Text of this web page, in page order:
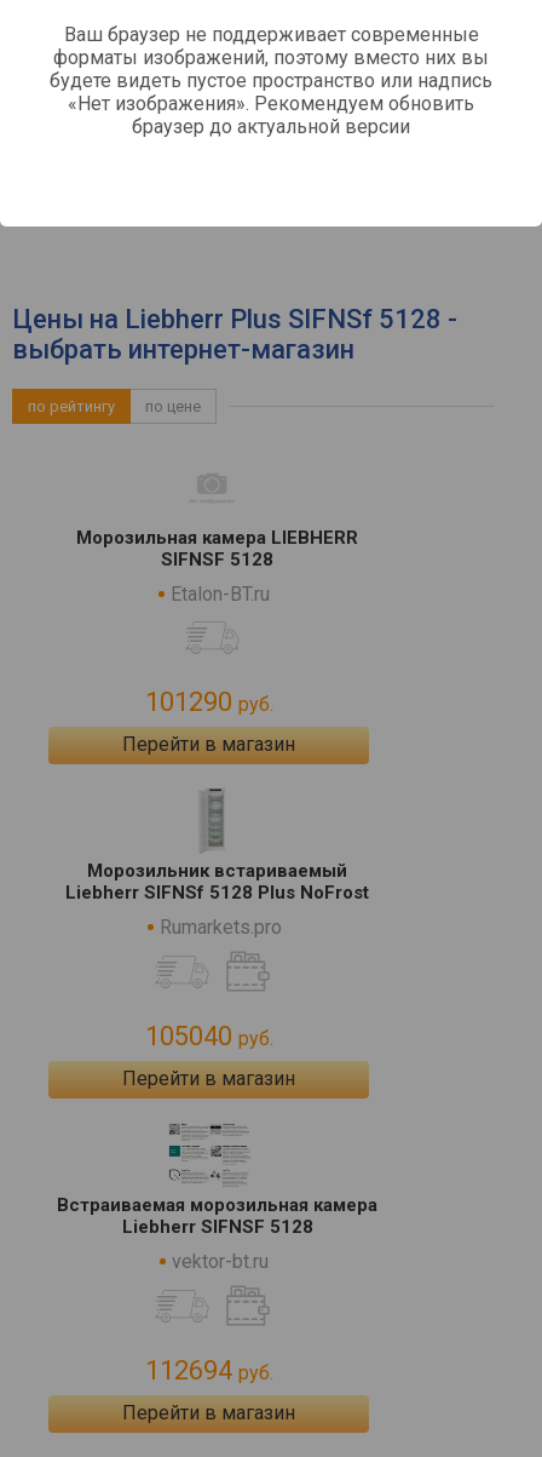
Ваш браузер не поддерживает современные
форматы изображений, поэтому вместо них вы
будете видеть пустое пространство или надпись
«Нет изображения». Рекомендуем обновить
браузер до актуальной версии
Уровень шума
37 дБ
Крепление фасада
жесткое крепление
Габариты (ВхШхГ)
177x55.9x54.6 см
Размеры для встраивания
1772x560x550 мм
Цены на Liebherr Plus SIFNSf 5128 -
выбрать интернет-магазин
по рейтингу по цене
Морозильная камера LIEBHERR
SIFNSF 5128
Etalon-BT.ru
101290 руб.
Перейти в магазин
Морозильник встариваемый
Liebherr SIFNSf 5128 Plus NoFrost
Rumarkets.pro
105040 руб.
Перейти в магазин
Встраиваемая морозильная камера
Liebherr SIFNSF 5128
vektor-bt.ru
112694 руб.
Перейти в магазин